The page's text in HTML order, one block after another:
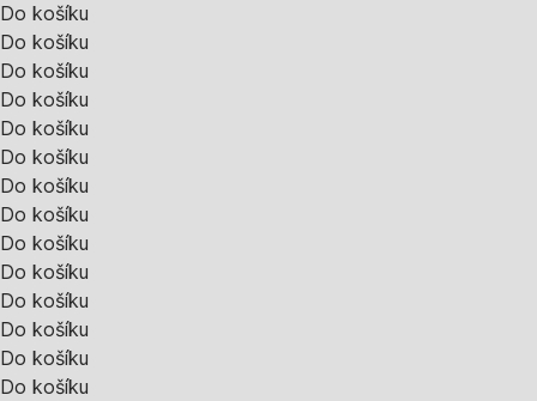
Do košíku
Do košíku
Do košíku
Do košíku
Do košíku
Do košíku
Do košíku
Do košíku
Do košíku
Do košíku
Do košíku
Do košíku
Do košíku
Do košíku